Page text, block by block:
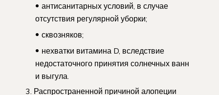
антисанитарных условий, в случае
отсутствия регулярной уборки;
сквозняков;
нехватки витамина D, вследствие
недостаточного принятия солнечных ванн
и выгула.
Распространенной причиной алопеции